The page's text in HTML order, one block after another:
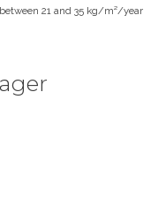
21 and 35 kg/m²/year